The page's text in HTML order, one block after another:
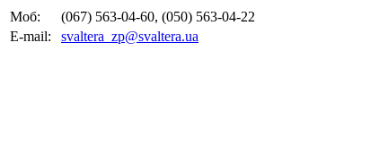
Моб:
(067) 563-04-60, (050) 563-04-22
E-mail:
svaltera_zp@svaltera.ua